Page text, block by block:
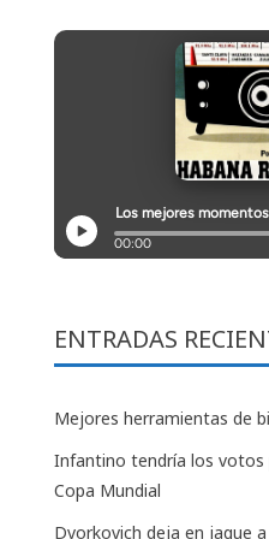
ENTRADAS
Mejores herramientas de
Infantino tendría los votos
Copa Mundial
Dvorkovich deja en jaque